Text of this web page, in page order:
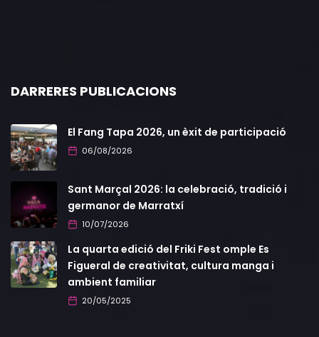
DARRERES PUBLICACIONS
El Fang Tapa 2026, un èxit de participació
06/08/2026
Sant Marçal 2026: la celebració, tradició i
germanor de Marratxí
10/07/2026
La quarta edició del Friki Fest omple Es
Figueral de creativitat, cultura manga i
ambient familiar
20/05/2025